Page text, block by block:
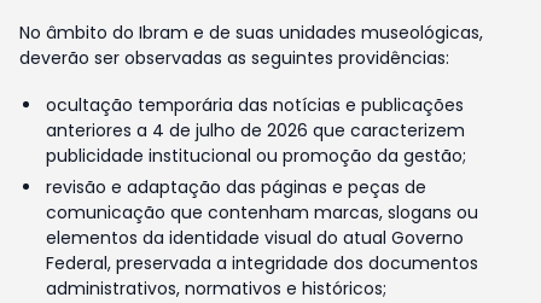
No âmbito do Ibram e de suas unidades museológicas,
deverão ser observadas as seguintes providências:
ocultação temporária das notícias e publicações
anteriores a 4 de julho de 2026 que caracterizem
publicidade institucional ou promoção da gestão;
revisão e adaptação das páginas e peças de
comunicação que contenham marcas, slogans ou
elementos da identidade visual do atual Governo
Federal, preservada a integridade dos documentos
administrativos, normativos e históricos;